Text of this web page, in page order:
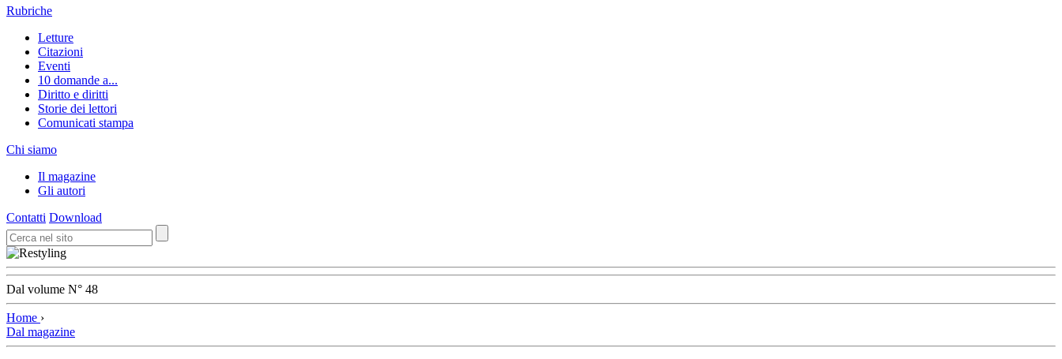
Rubriche
Letture
Citazioni
Eventi
10 domande a...
Diritto e diritti
Storie dei lettori
Comunicati stampa
Chi siamo
Il magazine
Gli autori
Contatti Download
Dal volume N° 48
Home ›
Dal magazine